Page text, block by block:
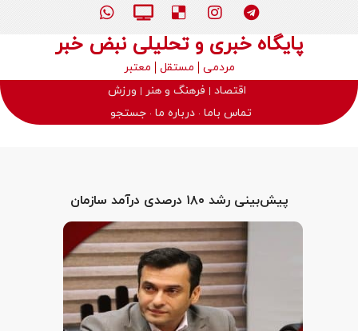
پایگاه خبری و تحلیلی نبض خبر
مردمی مستقل
معتبر
اقتصاد
فرهنگ و هنر
ورزش
تماس باما درباره ما جستجو
پیش‌بینی رشد ۱۸۰ درصدی درآمد سازمان